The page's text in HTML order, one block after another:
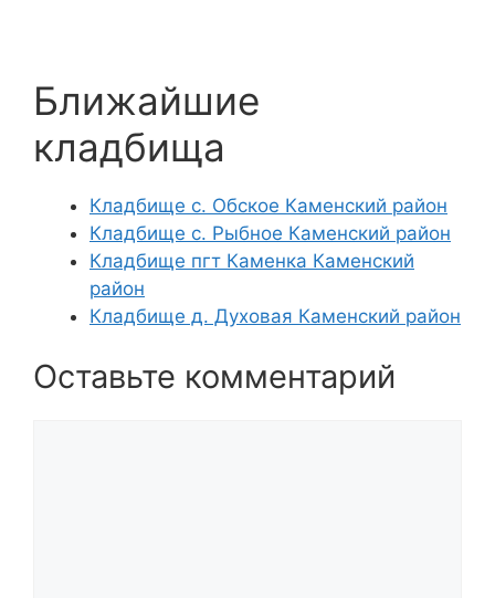
Ближайшие
кладбища
Кладбище с. Обское Каменский район
Кладбище с. Рыбное Каменский район
Кладбище пгт Каменка Каменский
район
Кладбище д. Духовая Каменский район
Оставьте комментарий